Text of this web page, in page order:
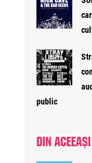
public
DIN